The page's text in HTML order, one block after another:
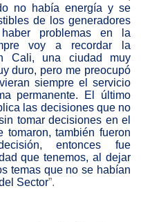
no había energía y se
de los generadores
problemas en la
voy a recordar la
Cali, una ciudad muy
duro, pero me preocupó
siempre el servicio
permanente. El último
las decisiones que no
tomar decisiones en el
tomaron, también fueron
entonces fue
que tenemos, al dejar
temas que no se habían
Sector”.